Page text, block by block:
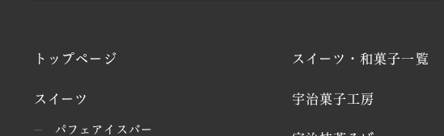
トップページ
スイーツ
パフェアイスバー
スイーツ・和菓子一覧
宇治菓子工房